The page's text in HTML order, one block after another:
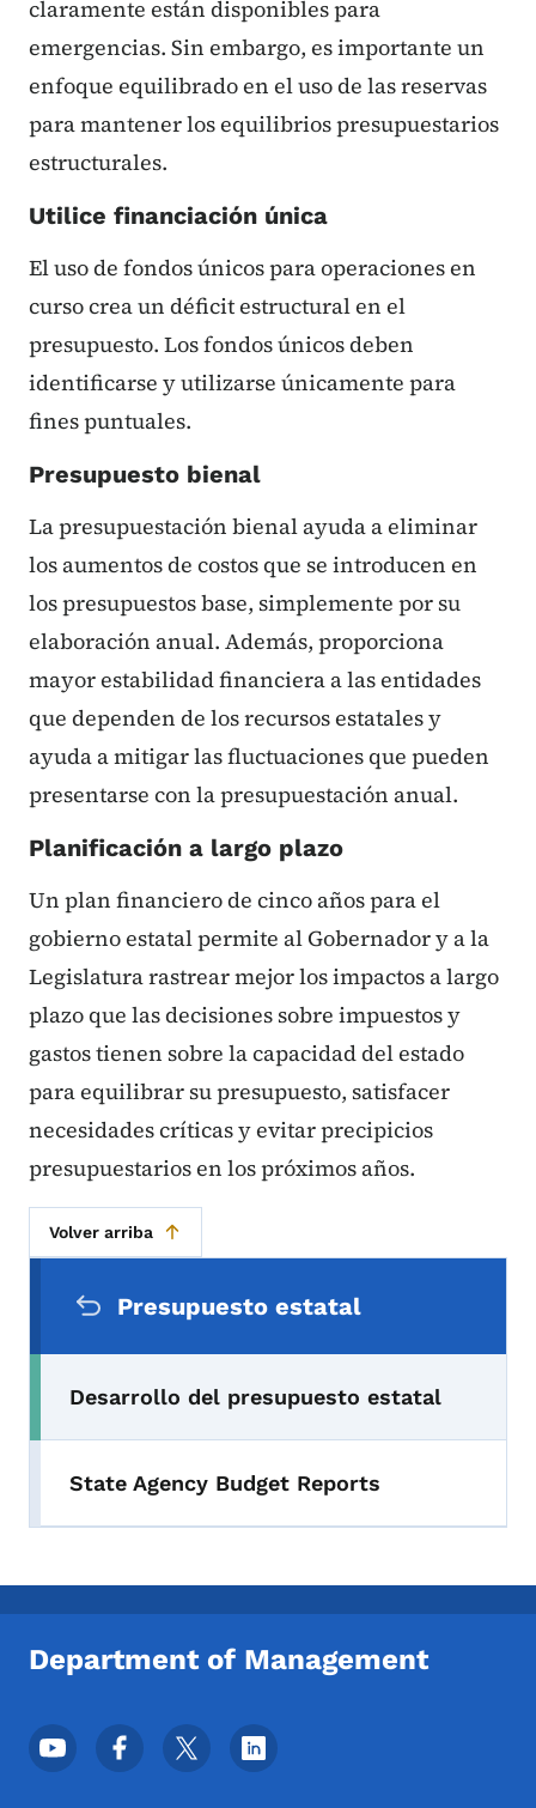
claramente están disponibles para
emergencias. Sin embargo, es importante un
enfoque equilibrado en el uso de las reservas
para mantener los equilibrios presupuestarios
estructurales.
Utilice financiación única
El uso de fondos únicos para operaciones en
curso crea un déficit estructural en el
presupuesto. Los fondos únicos deben
identificarse y utilizarse únicamente para
fines puntuales.
Presupuesto bienal
La presupuestación bienal ayuda a eliminar
los aumentos de costos que se introducen en
los presupuestos base, simplemente por su
elaboración anual. Además, proporciona
mayor estabilidad financiera a las entidades
que dependen de los recursos estatales y
ayuda a mitigar las fluctuaciones que pueden
presentarse con la presupuestación anual.
Planificación a largo plazo
Un plan financiero de cinco años para el
gobierno estatal permite al Gobernador y a la
Legislatura rastrear mejor los impactos a largo
plazo que las decisiones sobre impuestos y
gastos tienen sobre la capacidad del estado
para equilibrar su presupuesto, satisfacer
necesidades críticas y evitar precipicios
presupuestarios en los próximos años.
Volver arriba
Presupuesto estatal
Desarrollo del presupuesto estatal
State Agency Budget Reports
Department of Management
Menú de redes sociales del pie de página